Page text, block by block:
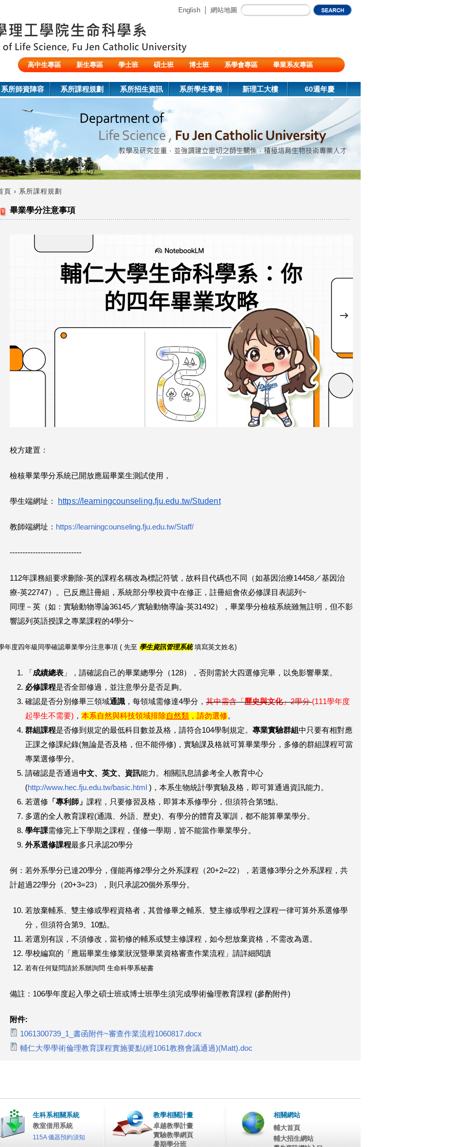
English 網站地圖
高中生專區 新生專區 學士班 碩士班 博士班 系學會專區
畢業系友專區
系所師資陣容 系所課程規劃 系所招生資訊 系所學生事務 新理工大樓 60週年慶
頁 › 系所課程規劃
畢業學分注意事項
校方建置：
檢核畢業學分系統已開放應屆畢業生測試使用，
學生端網址： https://learningcounseling.fju.edu.tw/Student
教師端網址： https://learningcounseling.fju.edu.tw/Staff/
----------------------------
112年課務組要求刪除-英的課程名稱改為標記符號，故科目代碼也不同（如基因治療14458／基因治
療-英22747）。已反應註冊組，系統部分學校資中在修正，註冊組會依必修課目表認列~
同理－英（如：實驗動物導論36145／實驗動物導論-英31492），畢業學分檢核系統雖無註明，但不影
響認列英語授課之專業課程的4學分~
年度四年級同學確認畢業學分注意事項 ( 先至 學生資訊管理系統填寫英文姓名)
「 成績總表 」，請確認自己的畢業總學分（128），否則需於大四選修完畢，以免影響畢業。
必修課程是否全部修過，並注意學分是否足夠。
確認是否分別修畢三領域通識 ，每領域需修達4學分， 其中需含「歷史與文化」2學分(111學年度
起學生不需要) ， 本系自然與科技領域排除自然類 ，請勿選修。
群組課程是否修到規定的最低科目數並及格，請符合104學制規定。 專業實驗群組中只要有相對應
正課之修課紀錄(無論是否及格，但不能停修)，實驗課及格就可算畢業學分，多修的群組課程可當
專業選修學分。
請確認是否通過中文、英文、資訊能力。相關訊息請參考全人教育中心
(http://www.hec.fju.edu.tw/basic.html )，本系生物統計學實驗及格，即可算通過資訊能力。
若選修 「專利師」 課程，只要修習及格，即算本系修學分，但須符合第9點。
多選的全人教育課程(通識、外語、歷史)、有學分的體育及軍訓，都不能算畢業學分。
學年課需修完上下學期之課程，僅修一學期，皆不能當作畢業學分。
外系選修課程最多只承認20學分
例：若外系學分已達20學分，僅能再修2學分之外系課程（20+2=22），若選修3學分之外系課程，共
計超過22學分（20+3=23），則只承認20個外系學分。
若放棄輔系、雙主修或學程資格者，其曾修畢之輔系、雙主修或學程之課程一律可算外系選修學
分，但須符合第9、10點。
若選別有誤，不須修改，當初修的輔系或雙主修課程，如今想放棄資格，不需改為選。
學校編寫的「應屆畢業生修業狀況暨畢業資格審查作業流程」請詳細閱讀
若有任何疑問請於系辦詢問 生命科學系秘書
備註：106學年度起入學之碩士班或博士班學生須完成學術倫理教育課程 (參酌附件)
附件:
1061300739_1_書函附件~審查作業流程1060817.docx
輔仁大學學術倫理教育課程實施要點(經1061教務會議通過)(Matt).doc
生科系相關系統
教室借用系統
115A 儀器預約須知
教學相關計畫
卓越教學計畫
實驗教學網頁
暑期學分班
相關網站
輔大首頁
輔大招生網站